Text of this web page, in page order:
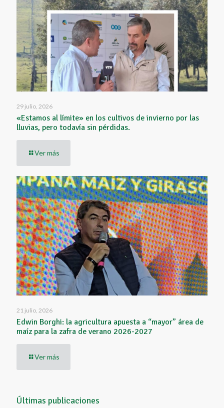
29 julio, 2026
«Estamos al límite» en los cultivos de invierno por las
lluvias, pero todavía sin pérdidas.
Ver más
21 julio, 2026
Edwin Borghi: la agricultura apuesta a “mayor” área de
maíz para la zafra de verano 2026-2027
Ver más
Últimas publicaciones